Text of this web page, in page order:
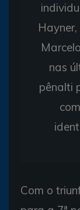
nas
pênalti
Com o